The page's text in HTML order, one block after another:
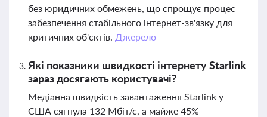
без юридичних обмежень, що спрощує процес
забезпечення стабільного інтернет-зв'язку для
критичних об'єктів. Джерело
Які показники швидкості інтернету Starlink
зараз досягають користувачі?
Медіанна швидкість завантаження Starlink у
США сягнула 132 Мбіт/с, а майже 45%